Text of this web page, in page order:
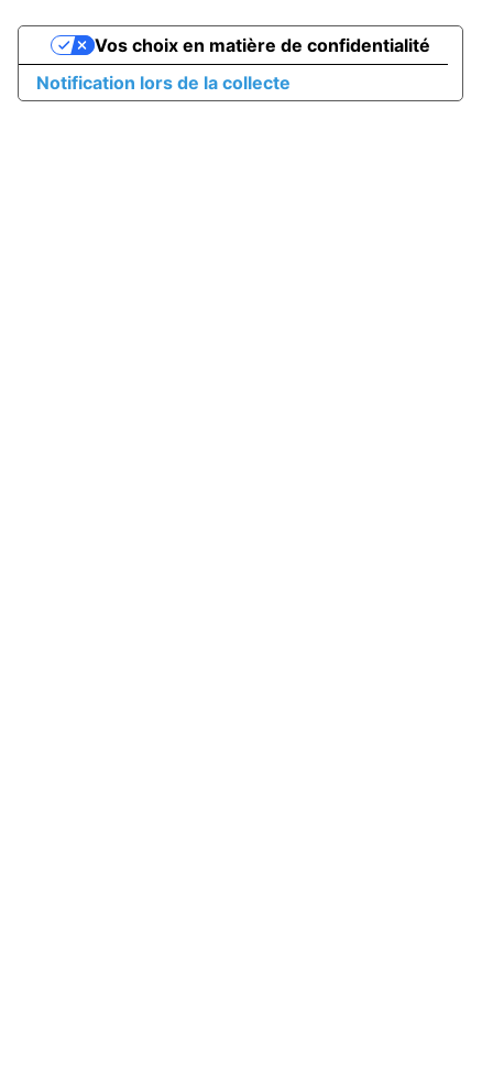
Notification lors de la collecte
Vos choix en matière de confidentialité